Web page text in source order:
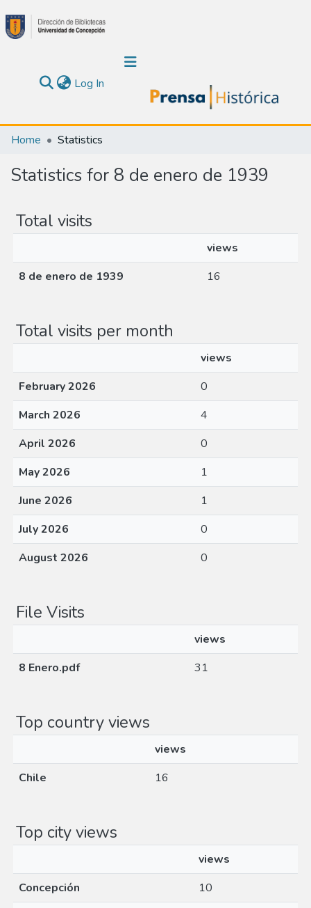
Log In(current)
Communities & Collections
About Us
All of DSpace
Home Statistics
Statistics for 8 de enero de 1939
Total visits
views
8 de enero de 1939
16
Total visits per month
views
February 2026
0
March 2026
4
April 2026
0
May 2026
1
June 2026
1
July 2026
0
August 2026
0
File Visits
views
8 Enero.pdf
31
Top country views
views
Chile
16
Top city views
views
Concepción
10